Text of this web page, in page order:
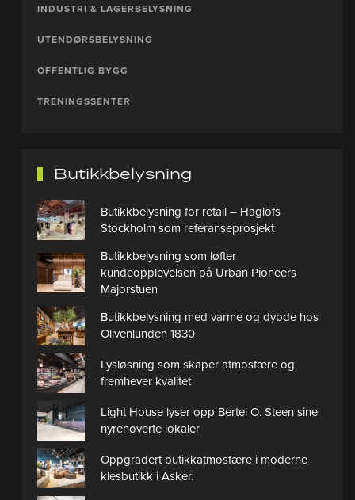
INDUSTRI & LAGERBELYSNING
UTENDØRSBELYSNING
OFFENTLIG BYGG
TRENINGSSENTER
Butikkbelysning
Butikkbelysning for retail – Haglöfs
Stockholm som referanseprosjekt
Butikkbelysning som løfter
kundeopplevelsen på Urban Pioneers
Majorstuen
Butikkbelysning med varme og dybde hos
Olivenlunden 1830
Lysløsning som skaper atmosfære og
fremhever kvalitet
Light House lyser opp Bertel O. Steen sine
nyrenoverte lokaler
Oppgradert butikkatmosfære i moderne
klesbutikk i Asker.